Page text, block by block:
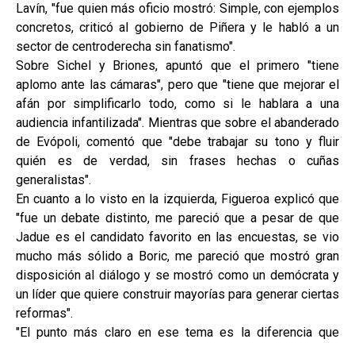
Lavín, "fue quien más oficio mostró: Simple, con ejemplos
concretos, criticó al gobierno de Piñera y le habló a un
sector de centroderecha sin fanatismo".
Sobre Sichel y Briones, apuntó que el primero "tiene
aplomo ante las cámaras", pero que "tiene que mejorar el
afán por simplificarlo todo, como si le hablara a una
audiencia infantilizada". Mientras que sobre el abanderado
de Evópoli, comentó que "debe trabajar su tono y fluir
quién es de verdad, sin frases hechas o cuñas
generalistas".
En cuanto a lo visto en la izquierda, Figueroa explicó que
"fue un debate distinto, me pareció que a pesar de que
Jadue es el candidato favorito en las encuestas, se vio
mucho más sólido a Boric, me pareció que mostró gran
disposición al diálogo y se mostró como un demócrata y
un líder que quiere construir mayorías para generar ciertas
reformas".
"El punto más claro en ese tema es la diferencia que